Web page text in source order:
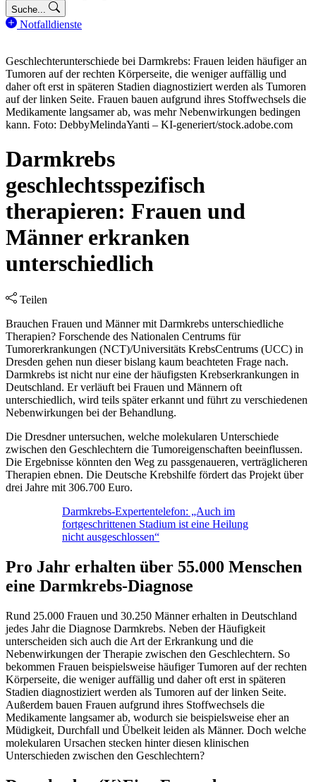
Suche...
Notfalldienste
Geschlechterunterschiede bei Darmkrebs: Frauen leiden häufiger an
Tumoren auf der rechten Körperseite, die weniger auffällig und
daher oft erst in späteren Stadien diagnostiziert werden als Tumoren
auf der linken Seite. Frauen bauen aufgrund ihres Stoffwechsels die
Medikamente langsamer ab, was mehr Nebenwirkungen bedingen
kann. Foto: DebbyMelindaYanti – KI-generiert/stock.adobe.com
Darmkrebs
geschlechtsspezifisch
therapieren: Frauen und
Männer erkranken
unterschiedlich
Teilen
Brauchen Frauen und Männer mit Darmkrebs unterschiedliche
Therapien? Forschende des Nationalen Centrums für
Tumorerkrankungen (NCT)/Universitäts KrebsCentrums (UCC) in
Dresden gehen nun dieser bislang kaum beachteten Frage nach.
Darmkrebs ist nicht nur eine der häufigsten Krebserkrankungen in
Deutschland. Er verläuft bei Frauen und Männern oft
unterschiedlich, wird teils später erkannt und führt zu verschiedenen
Nebenwirkungen bei der Behandlung.
Die Dresdner untersuchen, welche molekularen Unterschiede
zwischen den Geschlechtern die Tumoreigenschaften beeinflussen.
Die Ergebnisse könnten den Weg zu passgenaueren, verträglicheren
Therapien ebnen. Die Deutsche Krebshilfe fördert das Projekt über
drei Jahre mit 306.700 Euro.
Darmkrebs-Expertentelefon: „Auch im
fortgeschrittenen Stadium ist eine Heilung
nicht ausgeschlossen“
Pro Jahr erhalten über 55.000 Menschen
eine Darmkrebs-Diagnose
Rund 25.000 Frauen und 30.250 Männer erhalten in Deutschland
jedes Jahr die Diagnose Darmkrebs. Neben der Häufigkeit
unterscheiden sich auch die Art der Erkrankung und die
Nebenwirkungen der Therapie zwischen den Geschlechtern. So
bekommen Frauen beispielsweise häufiger Tumoren auf der rechten
Körperseite, die weniger auffällig und daher oft erst in späteren
Stadien diagnostiziert werden als Tumoren auf der linken Seite.
Außerdem bauen Frauen aufgrund ihres Stoffwechsels die
Medikamente langsamer ab, wodurch sie beispielsweise eher an
Müdigkeit, Durchfall und Übelkeit leiden als Männer. Doch welche
molekularen Ursachen stecken hinter diesen klinischen
Unterschieden zwischen den Geschlechtern?